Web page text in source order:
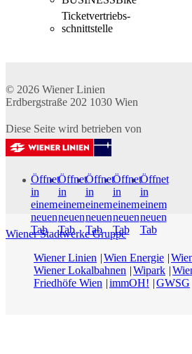
Ticketvertriebs­
schnittstelle
© 2026 Wiener Linien
Erdbergstraße 202 1030 Wien
Diese Seite wird betrieben von
Öffnet
in
einem
neuen
Tab
Öffnet
in
einem
neuen
Tab
Öffnet
in
einem
neuen
Tab
Öffnet
in
einem
neuen
Tab
Öffnet
in
einem
neuen
Tab
Wiener Stadtwerke Gruppe
Wiener Linien
Wien Energie
Wiener Lokalbahnen
Wipark
Friedhöfe Wien
immOH! GWSG